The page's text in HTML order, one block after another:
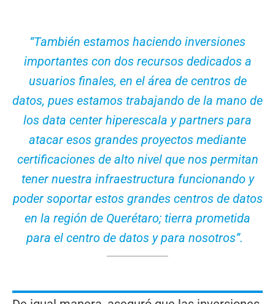
“También estamos haciendo inversiones
importantes con dos recursos dedicados a
usuarios finales, en el área de centros de
datos, pues estamos trabajando de la mano de
los data center hiperescala y partners para
atacar esos grandes proyectos mediante
certificaciones de alto nivel que nos permitan
tener nuestra infraestructura funcionando y
poder soportar estos grandes centros de datos
en la región de Querétaro; tierra prometida
para el centro de datos y para nosotros”.